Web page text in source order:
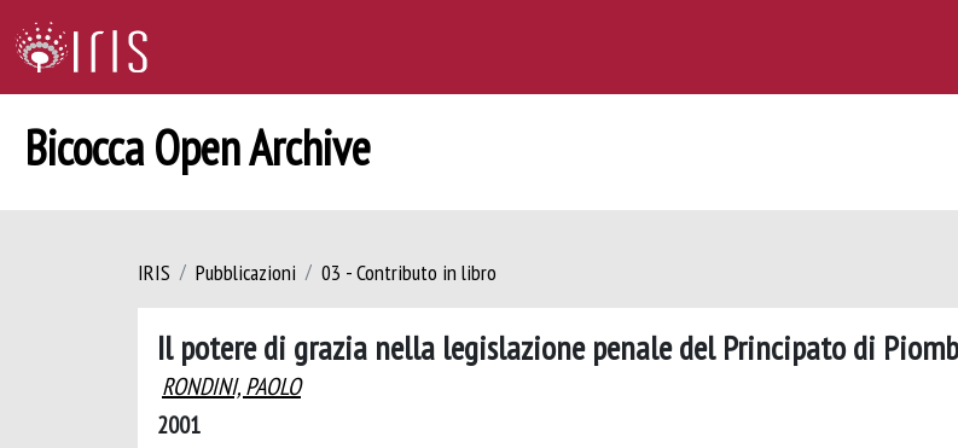
Bicocca Open Archive
IRIS Pubblicazioni 03 - Contributo in libro
Il potere di grazia nella legislazione penale del Principato di
RONDINI, PAOLO
2001